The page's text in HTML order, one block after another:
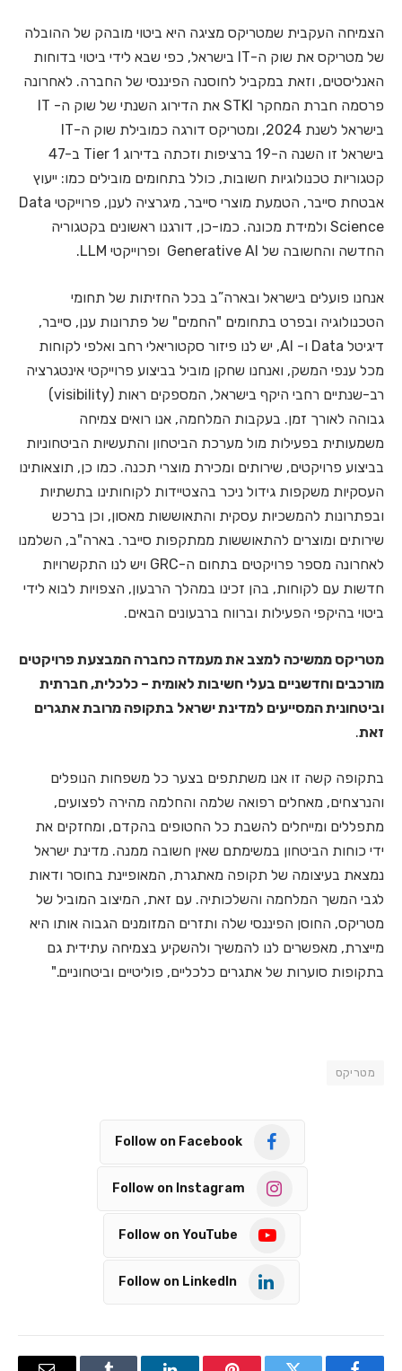
הצמיחה העקבית שמטריקס מציגה היא ביטוי מובהק של ההובלה
של מטריקס את שוק ה-IT בישראל, כפי שבא לידי ביטוי בדוחות
האנליסטים, וזאת במקביל לחוסנה הפיננסי של החברה. לאחרונה
פרסמה חברת המחקר STKI את הדירוג השנתי של שוק ה- IT
בישראל לשנת 2024, ומטריקס דורגה כמובילת שוק ה-IT
בישראל זו השנה ה-19 ברציפות וזכתה בדירוג Tier 1 ב-47
קטגוריות טכנולוגיות חשובות, כולל בתחומים מובילים כמו: ייעוץ
אבטחת סייבר, הטמעת מוצרי סייבר, מיגרציה לענן, פרוייקטי Data
Science ולמידת מכונה. כמו-כן, דורגנו ראשונים בקטגוריה
החדשה והחשובה של Generative AI ופרוייקטי LLM.
אנחנו פועלים בישראל ובארה”ב בכל החזיתות של תחומי
הטכנולוגיה ובפרט בתחומים "החמים" של פתרונות ענן, סייבר,
דיגיטל Data ו- AI, יש לנו פיזור סקטוריאלי רחב ואלפי לקוחות
מכל ענפי המשק, ואנחנו שחקן מוביל בביצוע פרוייקטי אינטגרציה
רב-שנתיים רחבי היקף בישראל, המספקים ראות (visibility)
גבוהה לאורך זמן. בעקבות המלחמה, אנו רואים צמיחה
משמעותית בפעילות מול מערכת הביטחון והתעשיות הביטחוניות
בביצוע פרויקטים, שירותים ומכירת מוצרי תכנה. כמו כן, תוצאותינו
העסקיות משקפות גידול ניכר בהצטיידות לקוחותינו בתשתיות
ובפתרונות להמשכיות עסקית והתאוששות מאסון, וכן ברכש
שירותים ומוצרים להתאוששות ממתקפות סייבר. בארה"ב, השלמנו
לאחרונה מספר פרויקטים בתחום ה-GRC ויש לנו התקשרויות
חדשות עם לקוחות, בהן זכינו במהלך הרבעון, הצפויות לבוא לידי
ביטוי בהיקפי הפעילות וברווח ברבעונים הבאים.
מטריקס ממשיכה למצב את מעמדה כחברה המבצעת פרויקטים
מורכבים וחדשניים בעלי חשיבות לאומית – כלכלית, חברתית
וביטחונית המסייעים למדינת ישראל בתקופה מרובת אתגרים
זאת.
בתקופה קשה זו אנו משתתפים בצער כל משפחות הנופלים
והנרצחים, מאחלים רפואה שלמה והחלמה מהירה לפצועים,
מתפללים ומייחלים להשבת כל החטופים בהקדם, ומחזקים את
ידי כוחות הביטחון במשימתם שאין חשובה ממנה. מדינת ישראל
נמצאת בעיצומה של תקופה מאתגרת, המאופיינת בחוסר ודאות
לגבי המשך המלחמה והשלכותיה. עם זאת, המיצוב המוביל של
מטריקס, החוסן הפיננסי שלה ותזרים המזומנים הגבוה אותו היא
מייצרת, מאפשרים לנו להמשיך ולהשקיע בצמיחה עתידית גם
בתקופות סוערות של אתגרים כלכליים, פוליטיים וביטחוניים."
מטריקס
Follow on Facebook
Follow on Instagram
Follow on YouTube
Follow on LinkedIn